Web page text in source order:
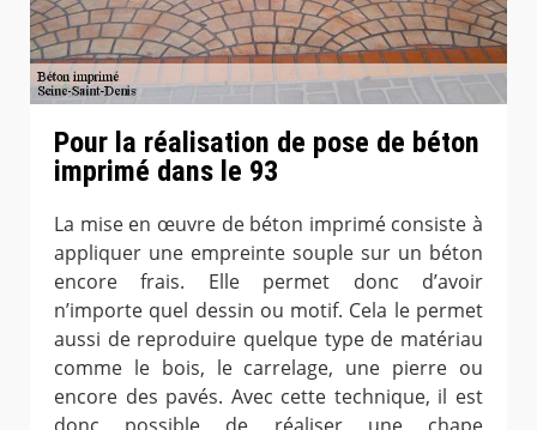
Pour la réalisation de pose de béton
imprimé dans le 93
La mise en œuvre de béton imprimé consiste à
appliquer une empreinte souple sur un béton
encore frais. Elle permet donc d’avoir
n’importe quel dessin ou motif. Cela le permet
aussi de reproduire quelque type de matériau
comme le bois, le carrelage, une pierre ou
encore des pavés. Avec cette technique, il est